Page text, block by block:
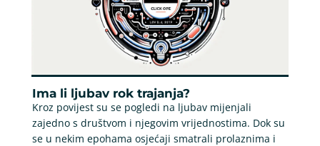
Ima li ljubav rok trajanja?
Kroz povijest su se pogledi na ljubav mijenjali
zajedno s društvom i njegovim vrijednostima. Dok su
se u nekim epohama osjećaji smatrali prolaznima i